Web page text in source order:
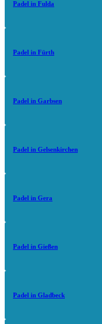
Padel in Fulda
Padel in Fürth
Padel in Garbsen
Padel in Gelsenkirchen
Padel in Gera
Padel in Gießen
Padel in Gladbeck